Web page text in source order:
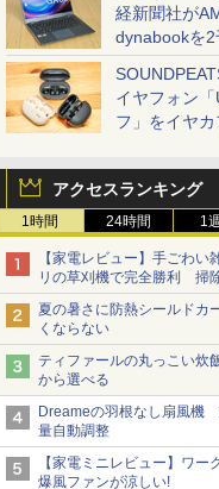
経新聞社が
dynabookを2
イヤフォン
フ」をイヤ
アクセスランキング
1時間 24時間 1
【家電レビュー】手ごわい
リの草刈機で完全勝利 掃
夏の暑さに防熱シールド
くならない
ティファールの丸っこい
から選べる
Dreameの羽根なし扇風機
量自動調整
【家電ミニレビュー】ワー
爆風ファンが涼しい!